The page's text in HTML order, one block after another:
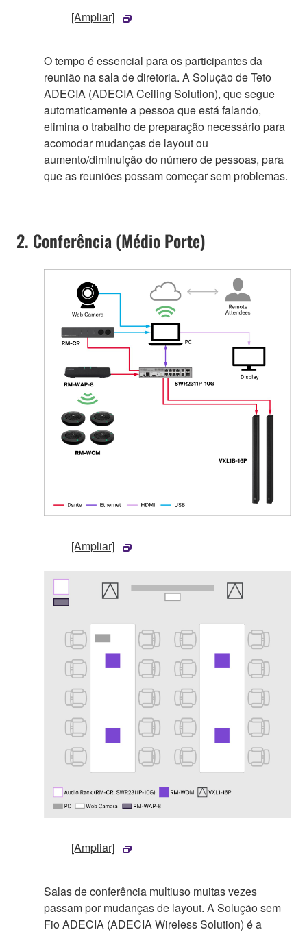
[Ampliar]
O tempo é essencial para os participantes da
reunião na sala de diretoria. A Solução de Teto
ADECIA (ADECIA Ceiling Solution), que segue
automaticamente a pessoa que está falando,
elimina o trabalho de preparação necessário para
acomodar mudanças de layout ou
aumento/diminuição do número de pessoas, para
que as reuniões possam começar sem problemas.
2. Conferência (Médio Porte)
[Ampliar]
[Ampliar]
Salas de conferência multiuso muitas vezes
passam por mudanças de layout. A Solução sem
Fio ADECIA (ADECIA Wireless Solution) é a